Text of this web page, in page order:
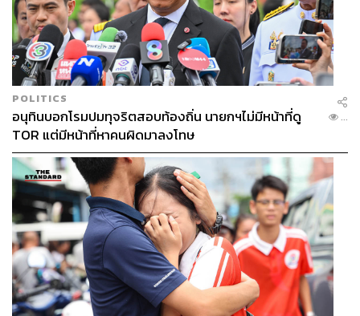
POLITICS
อนุทินบอกโรมปมทุจริตสอบท้องถิ่น นายกฯไม่มีหน้าที่ดู
TOR แต่มีหน้าที่หาคนผิดมาลงโทษ
...